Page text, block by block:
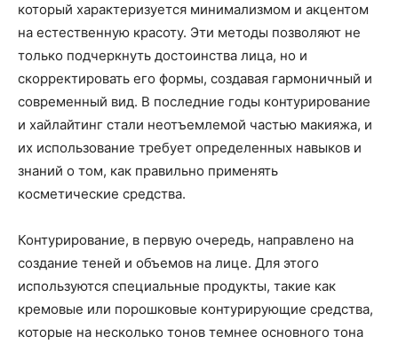
который характеризуется минимализмом и акцентом
на естественную красоту. Эти методы позволяют не
только подчеркнуть достоинства лица, но и
скорректировать его формы, создавая гармоничный и
современный вид. В последние годы контурирование
и хайлайтинг стали неотъемлемой частью макияжа, и
их использование требует определенных навыков и
знаний о том, как правильно применять
косметические средства.
Контурирование, в первую очередь, направлено на
создание теней и объемов на лице. Для этого
используются специальные продукты, такие как
кремовые или порошковые контурирующие средства,
которые на несколько тонов темнее основного тона